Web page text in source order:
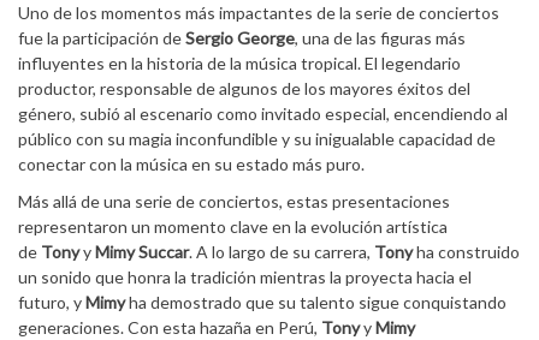
Uno de los momentos más impactantes de la serie de conciertos
fue la participación deSergio George, una de las figuras más
influyentes en la historia de la música tropical. El legendario
productor, responsable de algunos de los mayores éxitos del
género, subió al escenario como invitado especial, encendiendo al
público con su magia inconfundible y su inigualable capacidad de
conectar con la música en su estado más puro.
Más allá de una serie de conciertos, estas presentaciones
representaron un momento clave en la evolución artística
de TonyyMimy Succar. A lo largo de su carrera, Tonyha construido
un sonido que honra la tradición mientras la proyecta hacia el
futuro, yMimyha demostrado que su talento sigue conquistando
generaciones. Con esta hazaña en Perú, TonyyMimy